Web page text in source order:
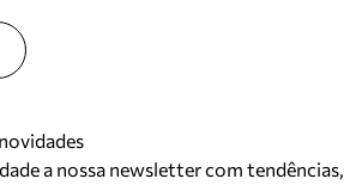
a nossa newsletter com tendências,